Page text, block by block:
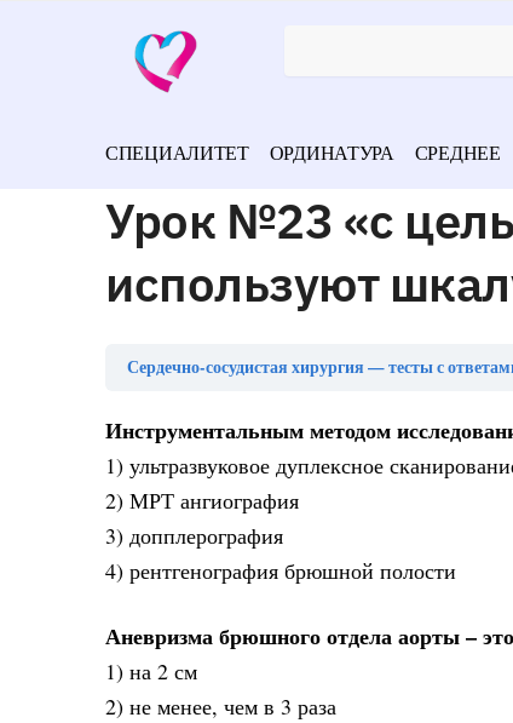
СПЕЦИАЛИТЕТ ОРДИНАТУРА СРЕДНЕЕ
Урок №23 «с
используют
Сердечно-сосудистая хирургия — тесты с
Инструментальным методом
1) ультразвуковое дуплексное
2) МРТ ангиография
3) допплерография
4) рентгенография брюшной полости
Аневризма брюшного отдела аорты –
1) на 2 см
2) не менее, чем в 3 раза